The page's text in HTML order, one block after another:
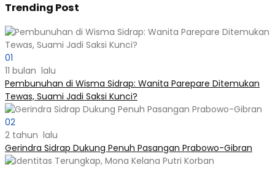
Trending Post
01
11 bulan lalu
Pembunuhan di Wisma Sidrap: Wanita Parepare Ditemukan
Tewas, Suami Jadi Saksi Kunci?
02
2 tahun lalu
Gerindra Sidrap Dukung Penuh Pasangan Prabowo-Gibran